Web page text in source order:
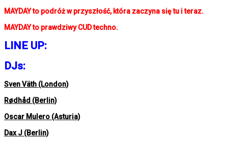
MAYDAY to podróż w przyszłość, która zaczyna się tu i teraz.
MAYDAY to prawdziwy CUD techno.
LINE UP:
DJs:
Sven Väth (London)
Rødhåd (Berlin)
Oscar Mulero (Asturia)
Dax J (Berlin)